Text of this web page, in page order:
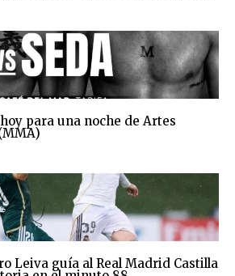
para una noche de Artes
Leiva guía al Real Madrid Castilla